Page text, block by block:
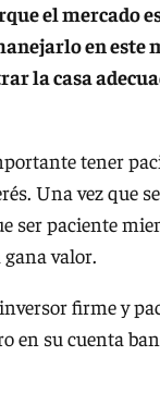
el mercado
en este
la casa
tener
Una vez que
ser paciente
valor.
firme y
en su cuenta